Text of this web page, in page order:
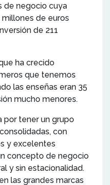
de negocio cuya
de euros
de 211
ha crecido
que tenemos
las enseñas eran 35
mucho menores.
por tener un grupo
con
y excelentes
concepto de negocio
y sin estacionalidad.
las grandes marcas